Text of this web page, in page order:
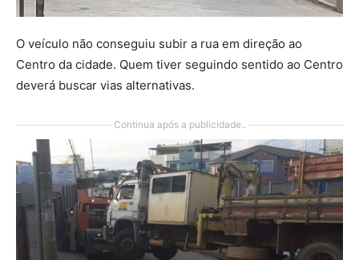
O veículo não conseguiu subir a rua em direção ao
Centro da cidade. Quem tiver seguindo sentido ao Centro
deverá buscar vias alternativas.
Continua após a publicidade..